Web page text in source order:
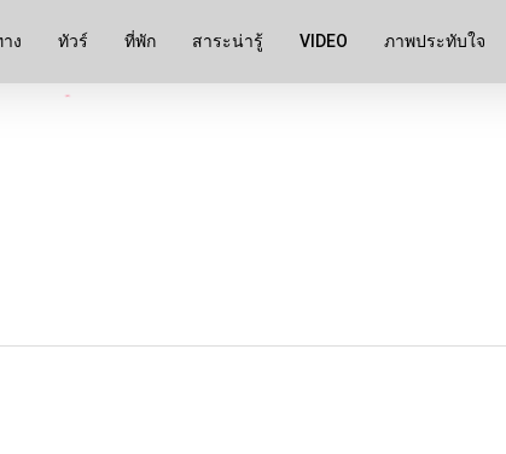
ง ทัวร์ ที่พัก สาระน่ารู้ VIDEO ภาพประทับใจ